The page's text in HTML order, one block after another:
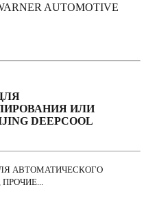
AUTOMOTIVE
ИЛИ
DEEPCOOL
АВТОМАТИЧЕСКОГО